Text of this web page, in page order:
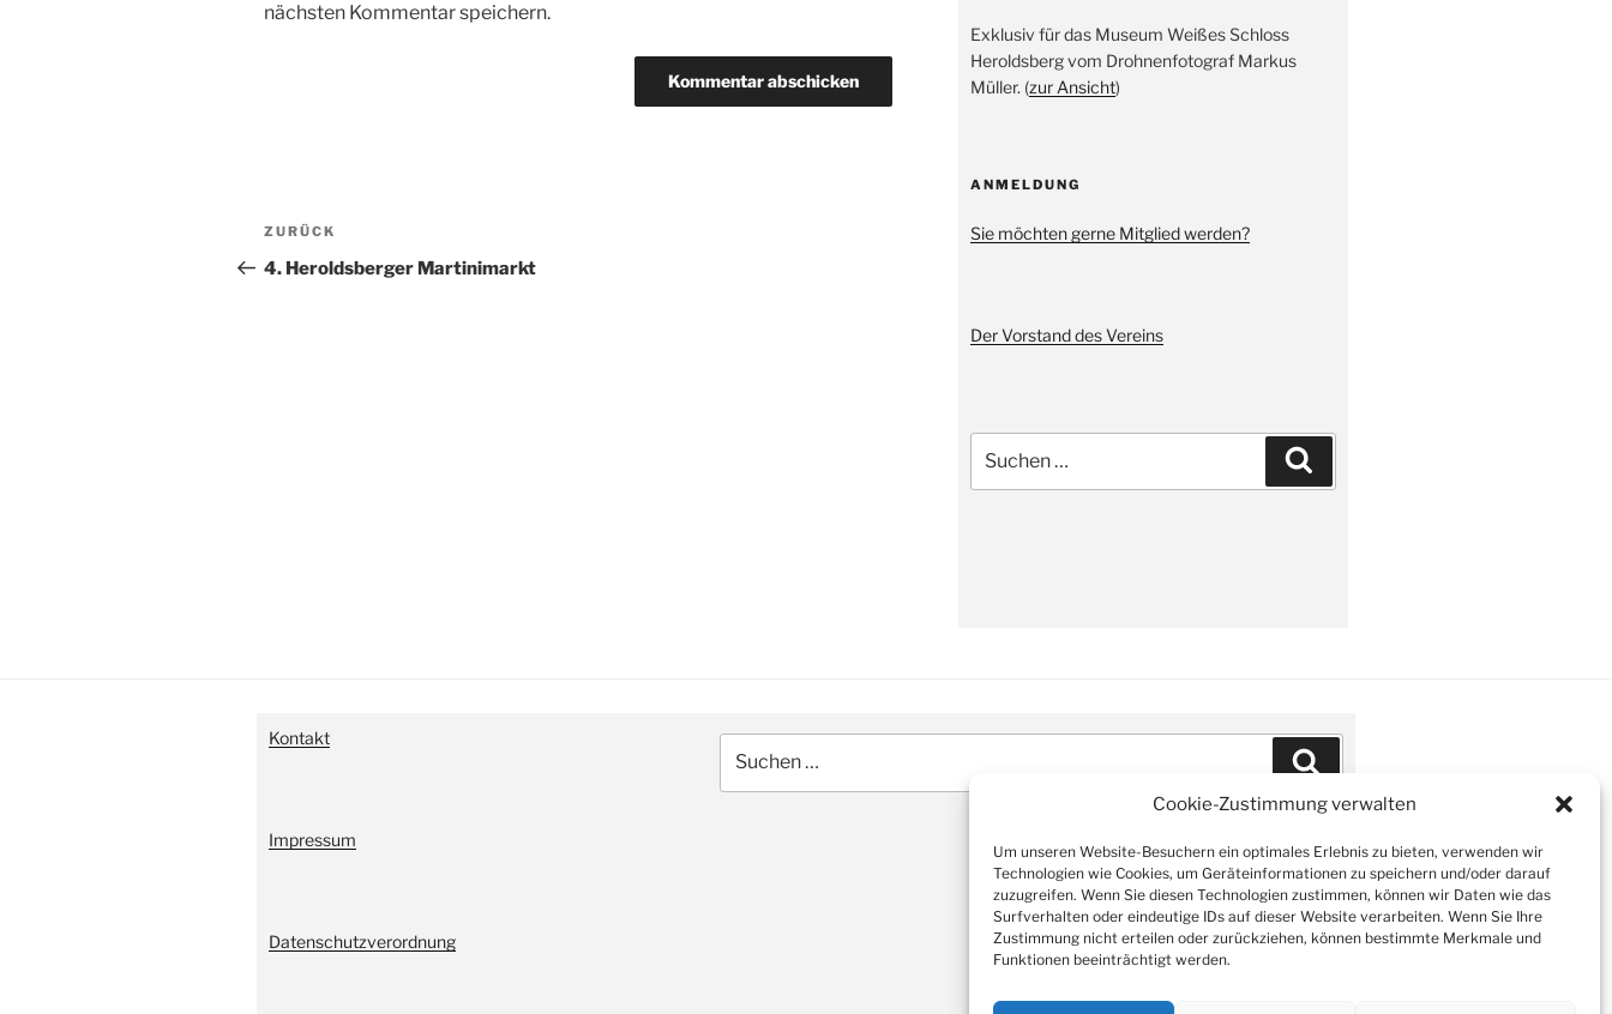
Cookie-Zustimmung verwalten
Um unseren Website-Besuchern ein optimales Erlebnis zu bieten, verwenden wir
Technologien wie Cookies, um Geräteinformationen zu speichern und/oder darauf
zuzugreifen. Wenn Sie diesen Technologien zustimmen, können wir Daten wie das
Surfverhalten oder eindeutige IDs auf dieser Website verarbeiten. Wenn Sie Ihre
Zustimmung nicht erteilen oder zurückziehen, können bestimmte Merkmale und
Funktionen beeinträchtigt werden.
nächsten Kommentar speichern.
Beitragsnavigation
Vorheriger
Beitrag
ZURÜCK
4. Heroldsberger Martinimarkt
Exklusiv für das Museum Weißes Schloss
Heroldsberg vom Drohnenfotograf Markus
Müller. (zur Ansicht)
ANMELDUNG
Sie möchten gerne Mitglied werden?
Der Vorstand des Vereins
nach:
Kontakt
Impressum
Datenschutzverordnung
nach: